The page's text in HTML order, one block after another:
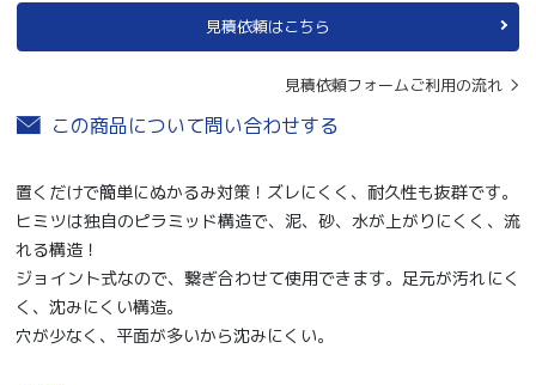
見積依頼はこちら
見積依頼フォームご利用の流れ
この商品について問い合わせする
置くだけで簡単にぬかるみ対策！ズレにくく、耐久性も抜群です。
ヒミツは独自のピラミッド構造で、泥、砂、水が上がりにくく、流
れる構造！
ジョイント式なので、繋ぎ合わせて使用できます。足元が汚れにく
く、沈みにくい構造。
穴が少なく、平面が多いから沈みにくい。